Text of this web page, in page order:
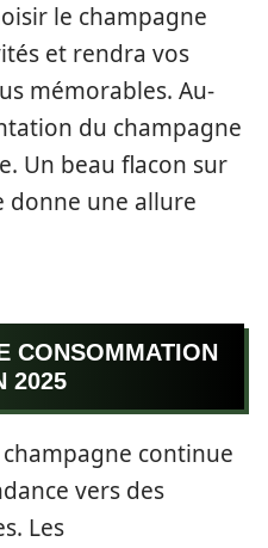
le champagne
et rendra vos
mémorables. Au-
du champagne
Un beau flacon sur
donne une allure
CONSOMMATION
2025
continue
vers des
Les